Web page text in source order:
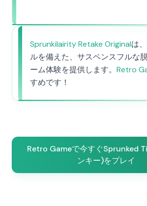
Sprunkilairity Retake Originalは
ルを備えた、サスペンスフルな
ーム体験を提供します。 Retro
すめです！
Retro Gameで今すぐSprunked
ンキー)をプレイ